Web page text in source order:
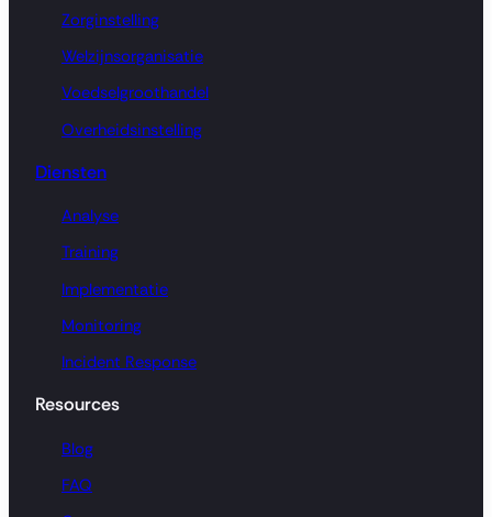
Zorginstelling
Welzijnsorganisatie
Voedselgroothandel
Overheidsinstelling
Diensten
Analyse
Training
Implementatie
Monitoring
Incident Response
Resources
Blog
FAQ